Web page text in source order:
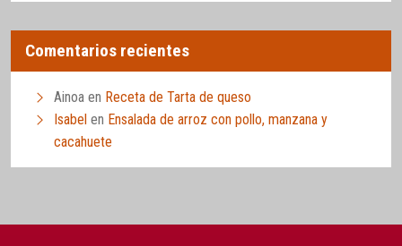
Comentarios recientes
Ainoa en Receta de Tarta de queso
Isabel en Ensalada de arroz con pollo, manzana y
cacahuete